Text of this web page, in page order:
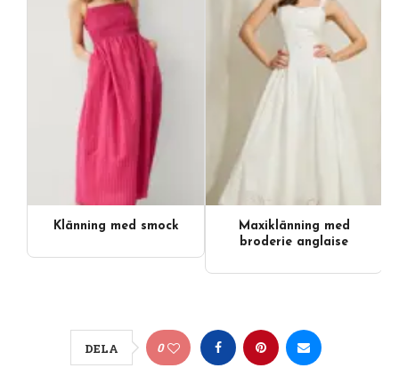
Klänning med smock
Maxiklänning med
broderie anglaise
DELA 0